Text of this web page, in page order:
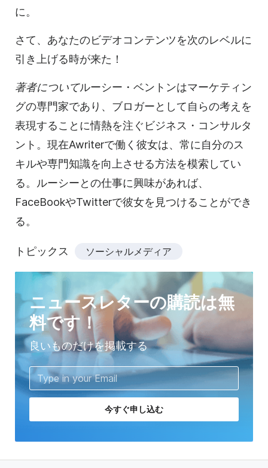
に。
さて、あなたのビデオコンテンツを次のレベルに
引き上げる時が来た！
著者についてルーシー・ベントンはマーケティン
グの専門家であり、ブロガーとして自らの考えを
表現することに情熱を注ぐビジネス・コンサルタ
ント。現在Awriterで働く彼女は、常に自分のス
キルや専門知識を向上させる方法を模索してい
る。ルーシーとの仕事に興味があれば、
FaceBookやTwitterで彼女を見つけることができ
る。
トピックス ソーシャルメディア
ニュースレターの購読は無
料です！
良いものだけを掲載する
今すぐ申し込む